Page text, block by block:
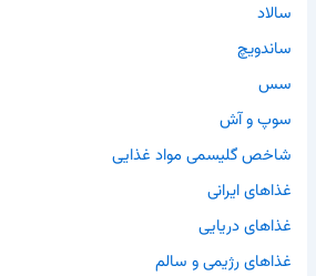
سالاد
ساندویچ
سس
سوپ و آش
شاخص گلیسمی مواد غذایی
غذاهای ایرانی
غذاهای دریایی
غذاهای رژیمی و سالم